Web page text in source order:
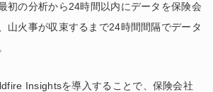
初の分析から24時間以内にデータを保険会
山火事が収束するまで24時間間隔でデータ
Insightsを導入することで、保険会社